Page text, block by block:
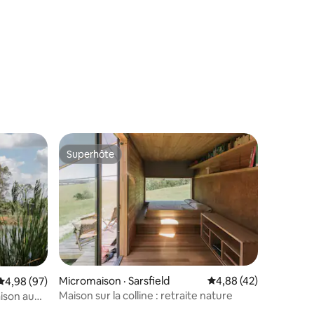
plus aimés
moyenne de 4,98 sur 5, 97 commentaires
4,98 (97)
au
Superhôte
Superhôte
Micromaison · Sarsfield Note moyenne de
4,88 (42)
Maison sur la colline : retraite nature